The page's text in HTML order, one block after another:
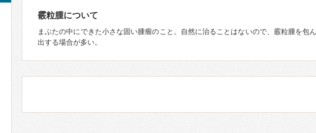
霰粒腫について
まぶたの中にできた小さな固い腫瘤のこと。自然に治ることはないので、霰粒腫を包
出する場合が多い。